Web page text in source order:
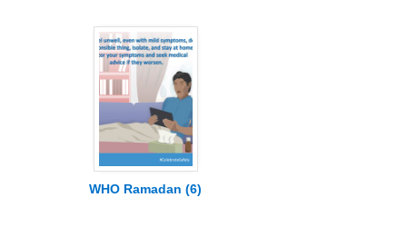
WHO Ramadan (6)